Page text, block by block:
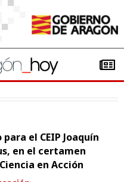
el CEIP Joaquín
en el certamen
en Acción